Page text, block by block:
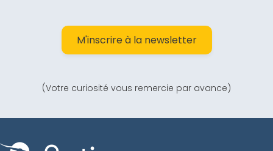
M'inscrire à la newsletter
(Votre curiosité vous remercie par avance)